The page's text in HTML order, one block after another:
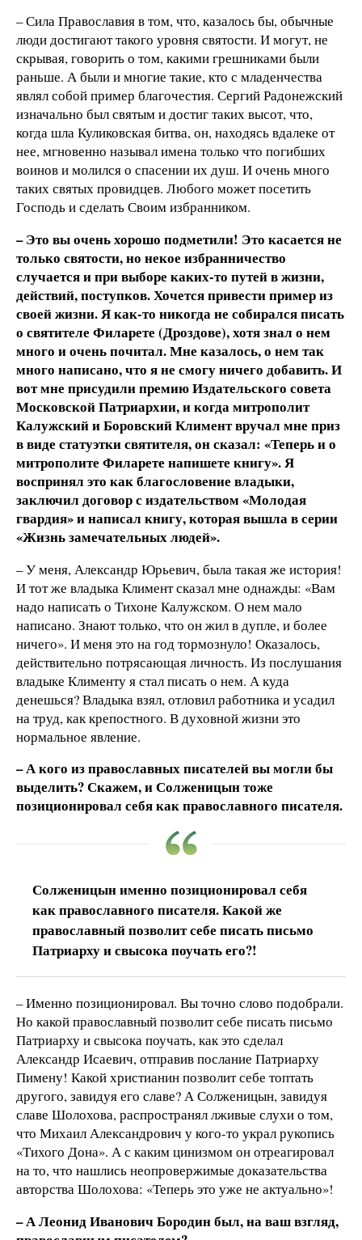
– Сила Православия в том, что, казалось бы, обычные
люди достигают такого уровня святости. И могут, не
скрывая, говорить о том, какими грешниками были
раньше. А были и многие такие, кто с младенчества
являл собой пример благочестия. Сергий Радонежский
изначально был святым и достиг таких высот, что,
когда шла Куликовская битва, он, находясь вдалеке от
нее, мгновенно называл имена только что погибших
воинов и молился о спасении их душ. И очень много
таких святых провидцев. Любого может посетить
Господь и сделать Своим избранником.
– Это вы очень хорошо подметили! Это касается не
только святости, но некое избранничество
случается и при выборе каких-то путей в жизни,
действий, поступков. Хочется привести пример из
своей жизни. Я как-то никогда не собирался писать
о святителе Филарете (Дроздове), хотя знал о нем
много и очень почитал. Мне казалось, о нем так
много написано, что я не смогу ничего добавить. И
вот мне присудили премию Издательского совета
Московской Патриархии, и когда митрополит
Калужский и Боровский Климент вручал мне приз
в виде статуэтки святителя, он сказал: «Теперь и о
митрополите Филарете напишете книгу». Я
воспринял это как благословение владыки,
заключил договор с издательством «Молодая
гвардия» и написал книгу, которая вышла в серии
«Жизнь замечательных людей».
– У меня, Александр Юрьевич, была такая же история!
И тот же владыка Климент сказал мне однажды: «Вам
надо написать о Тихоне Калужском. О нем мало
написано. Знают только, что он жил в дупле, и более
ничего». И меня это на год тормознуло! Оказалось,
действительно потрясающая личность. Из послушания
владыке Клименту я стал писать о нем. А куда
денешься? Владыка взял, отловил работника и усадил
на труд, как крепостного. В духовной жизни это
нормальное явление.
– А кого из православных писателей вы могли бы
выделить? Скажем, и Солженицын тоже
позиционировал себя как православного писателя.
Солженицын именно позиционировал себя
как православного писателя. Какой же
православный позволит себе писать письмо
Патриарху и свысока поучать его?!
– Именно позиционировал. Вы точно слово подобрали.
Но какой православный позволит себе писать письмо
Патриарху и свысока поучать, как это сделал
Александр Исаевич, отправив послание Патриарху
Пимену! Какой христианин позволит себе топтать
другого, завидуя его славе? А Солженицын, завидуя
славе Шолохова, распространял лживые слухи о том,
что Михаил Александрович у кого-то украл рукопись
«Тихого Дона». А с каким цинизмом он отреагировал
на то, что нашлись неопровержимые доказательства
авторства Шолохова: «Теперь это уже не актуально»!
– А Леонид Иванович Бородин был, на ваш взгляд,